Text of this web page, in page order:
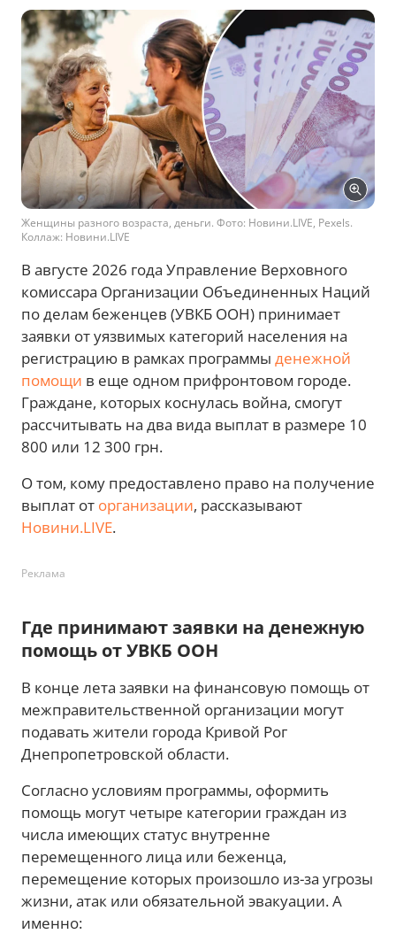
Женщины разного возраста, деньги. Фото: Новини.LIVE, Pexels.
Коллаж: Новини.LIVE
В августе 2026 года Управление Верховного
комиссара Организации Объединенных Наций
по делам беженцев (УВКБ ООН) принимает
заявки от уязвимых категорий населения на
регистрацию в рамках программы денежной
помощи в еще одном прифронтовом городе.
Граждане, которых коснулась война, смогут
рассчитывать на два вида выплат в размере 10
800 или 12 300 грн.
О том, кому предоставлено право на получение
выплат от организации, рассказывают
Новини.LIVE.
Реклама
Где принимают заявки на денежную
помощь от УВКБ ООН
В конце лета заявки на финансовую помощь от
межправительственной организации могут
подавать жители города Кривой Рог
Днепропетровской области.
Согласно условиям программы, оформить
помощь могут четыре категории граждан из
числа имеющих статус внутренне
перемещенного лица или беженца,
перемещение которых произошло из-за угрозы
жизни, атак или обязательной эвакуации. А
именно: